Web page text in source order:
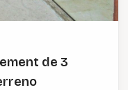
de 3